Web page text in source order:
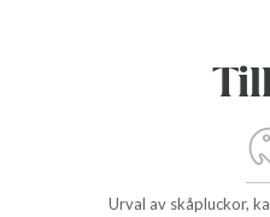
Urval av skåpluckor,